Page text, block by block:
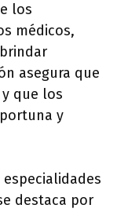
los
médicos,
asegura que
que los
y
destaca por